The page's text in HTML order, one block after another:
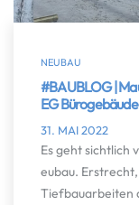
NEUBAU
#BAUBLOG |
EG Bürogebäude
31. MAI 2022
Es geht sichtlich
eubau.
Tiefbauarbeiten